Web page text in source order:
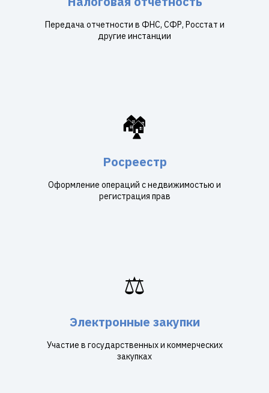
Передача отчетности в ФНС, СФР, Росстат и
другие инстанции
🏘️
Росреестр
Оформление операций с недвижимостью и
регистрация прав
⚖️
Электронные закупки
Участие в государственных и коммерческих
закупках